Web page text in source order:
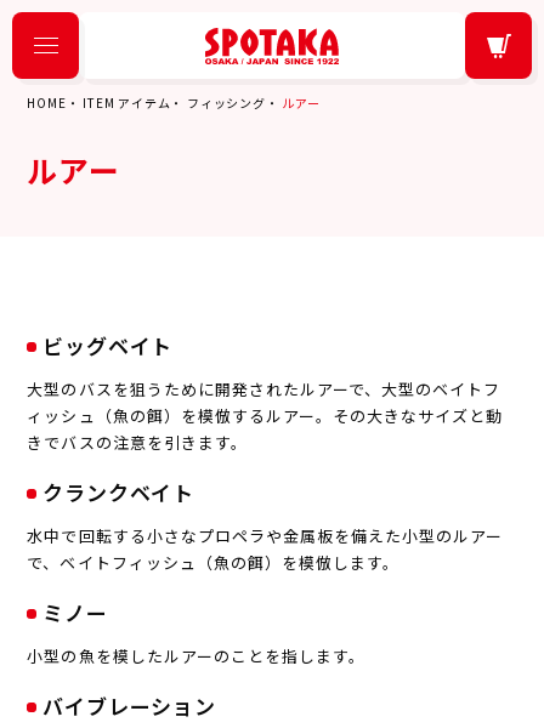
HOME ITEM アイテム フィッシング ルアー
ルアー
ビッグベイト
大型のバスを狙うために開発されたルアーで、大型のベイトフ
ィッシュ（魚の餌）を模倣するルアー。その大きなサイズと動
きでバスの注意を引きます。
クランクベイト
水中で回転する小さなプロペラや金属板を備えた小型のルアー
で、ベイトフィッシュ（魚の餌）を模倣します。
ミノー
小型の魚を模したルアーのことを指します。
バイブレーション